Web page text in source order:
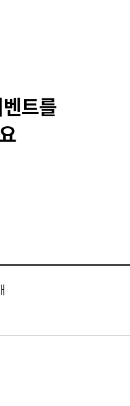
트를